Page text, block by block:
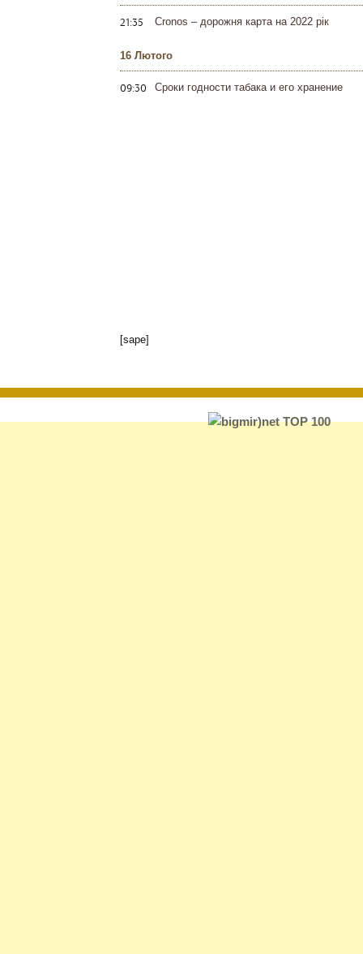
21:35 Cronos – дорожня карта на 2022 рік
16 Лютого
09:30 Сроки годности табака и его хранение
[sape]